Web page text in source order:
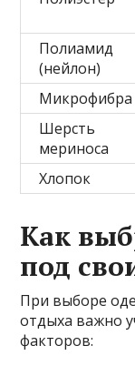
Полиамид
(нейлон)
Микрофибра
Шерсть
мериноса
Хлопок
Как
под
При выборе
отдыха важно
факторов: